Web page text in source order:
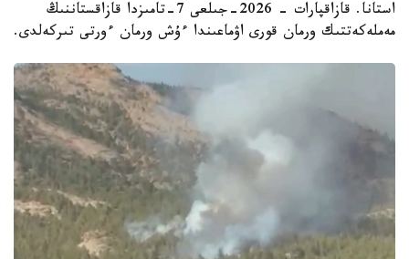
استانا. قازاقپارات - 2026-جىلعى 7-تامىزدا قازاقستاننىڭ
مەملەكەتتىك ورمان قورى اۋماعىندا ءۇش ورمان ءورتى تىركەلدى.